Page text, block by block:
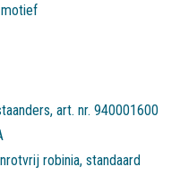
art. nr. 940001600
robinia, standaard